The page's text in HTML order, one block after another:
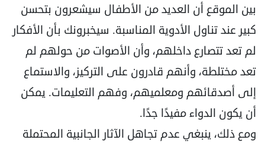
بين الموقع أن العديد من الأطفال سيشعرون بتحسن
كبير عند تناول الأدوية المناسبة. سيخبرونك بأن الأفكار
لم تعد تتصارع داخلهم، وأن الأصوات من حولهم لم
تعد مختلطة، وأنهم قادرون على التركيز، والاستماع
إلى أصدقائهم ومعلميهم، وفهم التعليمات. يمكن
أن يكون الدواء مفيدًا جدًا.
ومع ذلك، ينبغي عدم تجاهل الآثار الجانبية المحتملة